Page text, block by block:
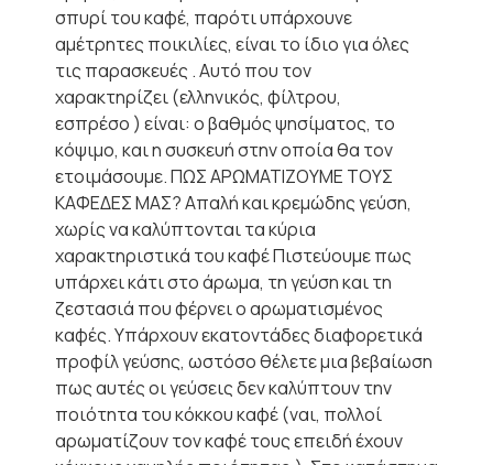
σπυρί του καφέ, παρότι υπάρχουνε
αμέτρητες ποικιλίες, είναι το ίδιο για όλες
τις παρασκευές . Αυτό που τον
χαρακτηρίζει (ελληνικός, φίλτρου,
εσπρέσο ) είναι: ο βαθμός ψησίματος, το
κόψιμο, και η συσκευή στην οποία θα τον
ετοιμάσουμε. ΠΩΣ ΑΡΩΜΑΤΙΖΟΥΜΕ ΤΟΥΣ
ΚΑΦΕΔΕΣ ΜΑΣ? Απαλή και κρεμώδης γεύση,
χωρίς να καλύπτονται τα κύρια
χαρακτηριστικά του καφέ Πιστεύουμε πως
υπάρχει κάτι στο άρωμα, τη γεύση και τη
ζεστασιά που φέρνει ο αρωματισμένος
καφές. Υπάρχουν εκατοντάδες διαφορετικά
προφίλ γεύσης, ωστόσο θέλετε μια βεβαίωση
πως αυτές οι γεύσεις δεν καλύπτουν την
ποιότητα του κόκκου καφέ (ναι, πολλοί
αρωματίζουν τον καφέ τους επειδή έχουν